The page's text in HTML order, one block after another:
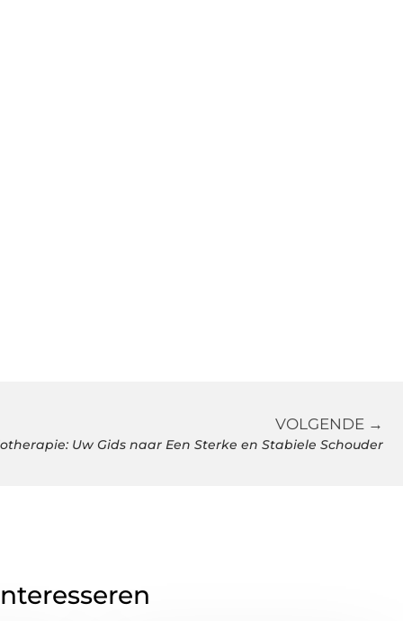
VOLGENDE →
Uw Gids naar Een Sterke en Stabiele Schouder